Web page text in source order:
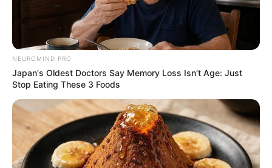
NEUROMIND PRO
Japan's Oldest Doctors Say Memory Loss Isn't Age: Just
Stop Eating These 3 Foods